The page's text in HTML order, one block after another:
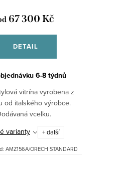
67 300 Kč
DETAIL
6-8 týdnů
vitrína vyrobena z
od italského výrobce.
vcelku.
varianty
+ další
AMZ156A/ORECH STANDARD